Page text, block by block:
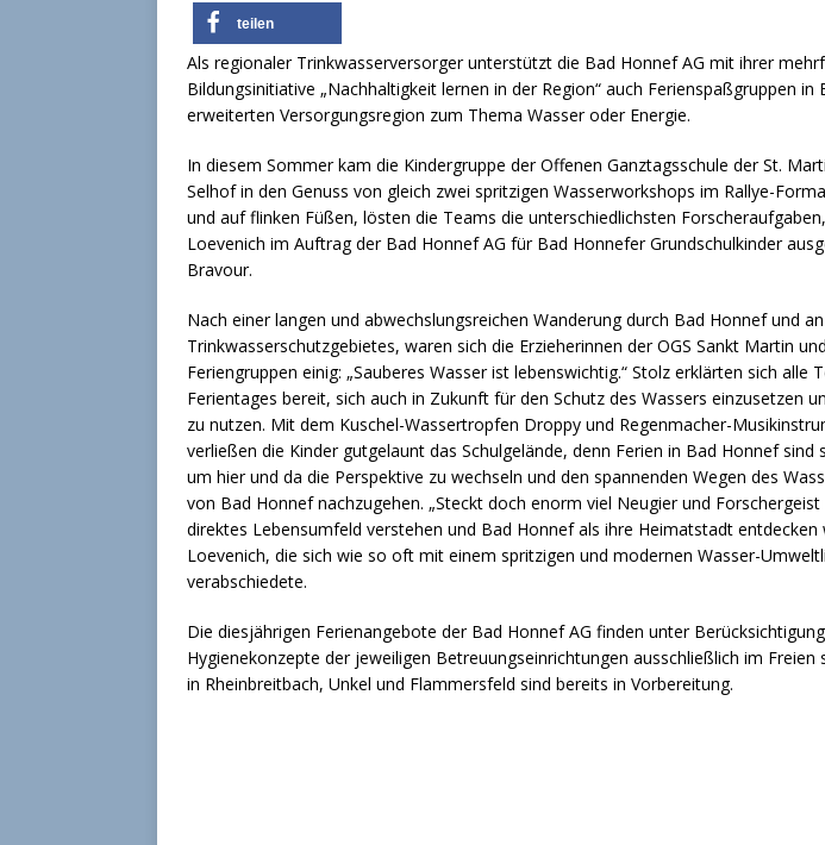
teilen
Als regionaler Trinkwasserversorger unterstützt die Bad Honnef AG mit ihrer
Bildungsinitiative „Nachhaltigkeit lernen in der Region“ auch Ferienspaßgruppen in
erweiterten Versorgungsregion zum Thema Wasser oder Energie.
In diesem Sommer kam die Kindergruppe der Offenen Ganztagsschule der St.
Selhof in den Genuss von gleich zwei spritzigen Wasserworkshops im Rallye-
und auf flinken Füßen, lösten die Teams die unterschiedlichsten
Loevenich im Auftrag der Bad Honnef AG für Bad Honnefer Grundschulkinder
Bravour.
Nach einer langen und abwechslungsreichen Wanderung durch Bad Honnef und
Trinkwasserschutzgebietes, waren sich die Erzieherinnen der OGS Sankt Martin
Feriengruppen einig: „Sauberes Wasser ist lebenswichtig.“ Stolz erklärten sich alle
Ferientages bereit, sich auch in Zukunft für den Schutz des Wassers einzusetzen
zu nutzen. Mit dem Kuschel-Wassertropfen Droppy und Regenmacher-
verließen die Kinder gutgelaunt das Schulgelände, denn Ferien in Bad Honnef sind
um hier und da die Perspektive zu wechseln und den spannenden Wegen des
von Bad Honnef nachzugehen. „Steckt doch enorm viel Neugier und
direktes Lebensumfeld verstehen und Bad Honnef als ihre Heimatstadt entdecken
Loevenich, die sich wie so oft mit einem spritzigen und modernen Wasser-
verabschiedete.
Die diesjährigen Ferienangebote der Bad Honnef AG finden unter
Hygienekonzepte der jeweiligen Betreuungseinrichtungen ausschließlich im Freien
in Rheinbreitbach, Unkel und Flammersfeld sind bereits in Vorbereitung.